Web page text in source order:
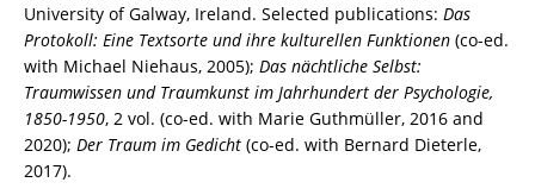
University of Galway, Ireland. Selected publications: Das
Protokoll: Eine Textsorte und ihre kulturellen Funktionen (co-ed.
with Michael Niehaus, 2005); Das nächtliche Selbst:
Traumwissen und Traumkunst im Jahrhundert der Psychologie,
1850-1950, 2 vol. (co-ed. with Marie Guthmüller, 2016 and
2020); Der Traum im Gedicht (co-ed. with Bernard Dieterle,
2017).